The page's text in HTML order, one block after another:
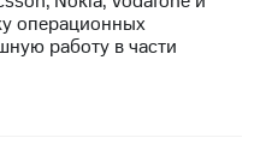
операционных
работу в части